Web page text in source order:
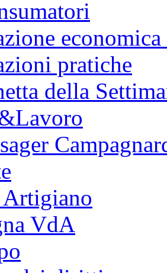
economica
pratiche
della
VdA